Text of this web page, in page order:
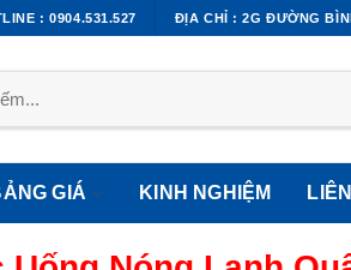
: 0904.531.527 ĐỊA CHỈ : 2G ĐƯỜNG
GIÁ KINH NGHIỆM